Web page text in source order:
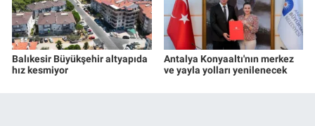
Balıkesir Büyükşehir altyapıda
hız kesmiyor
Antalya Konyaaltı'nın merkez
ve yayla yolları yenilenecek